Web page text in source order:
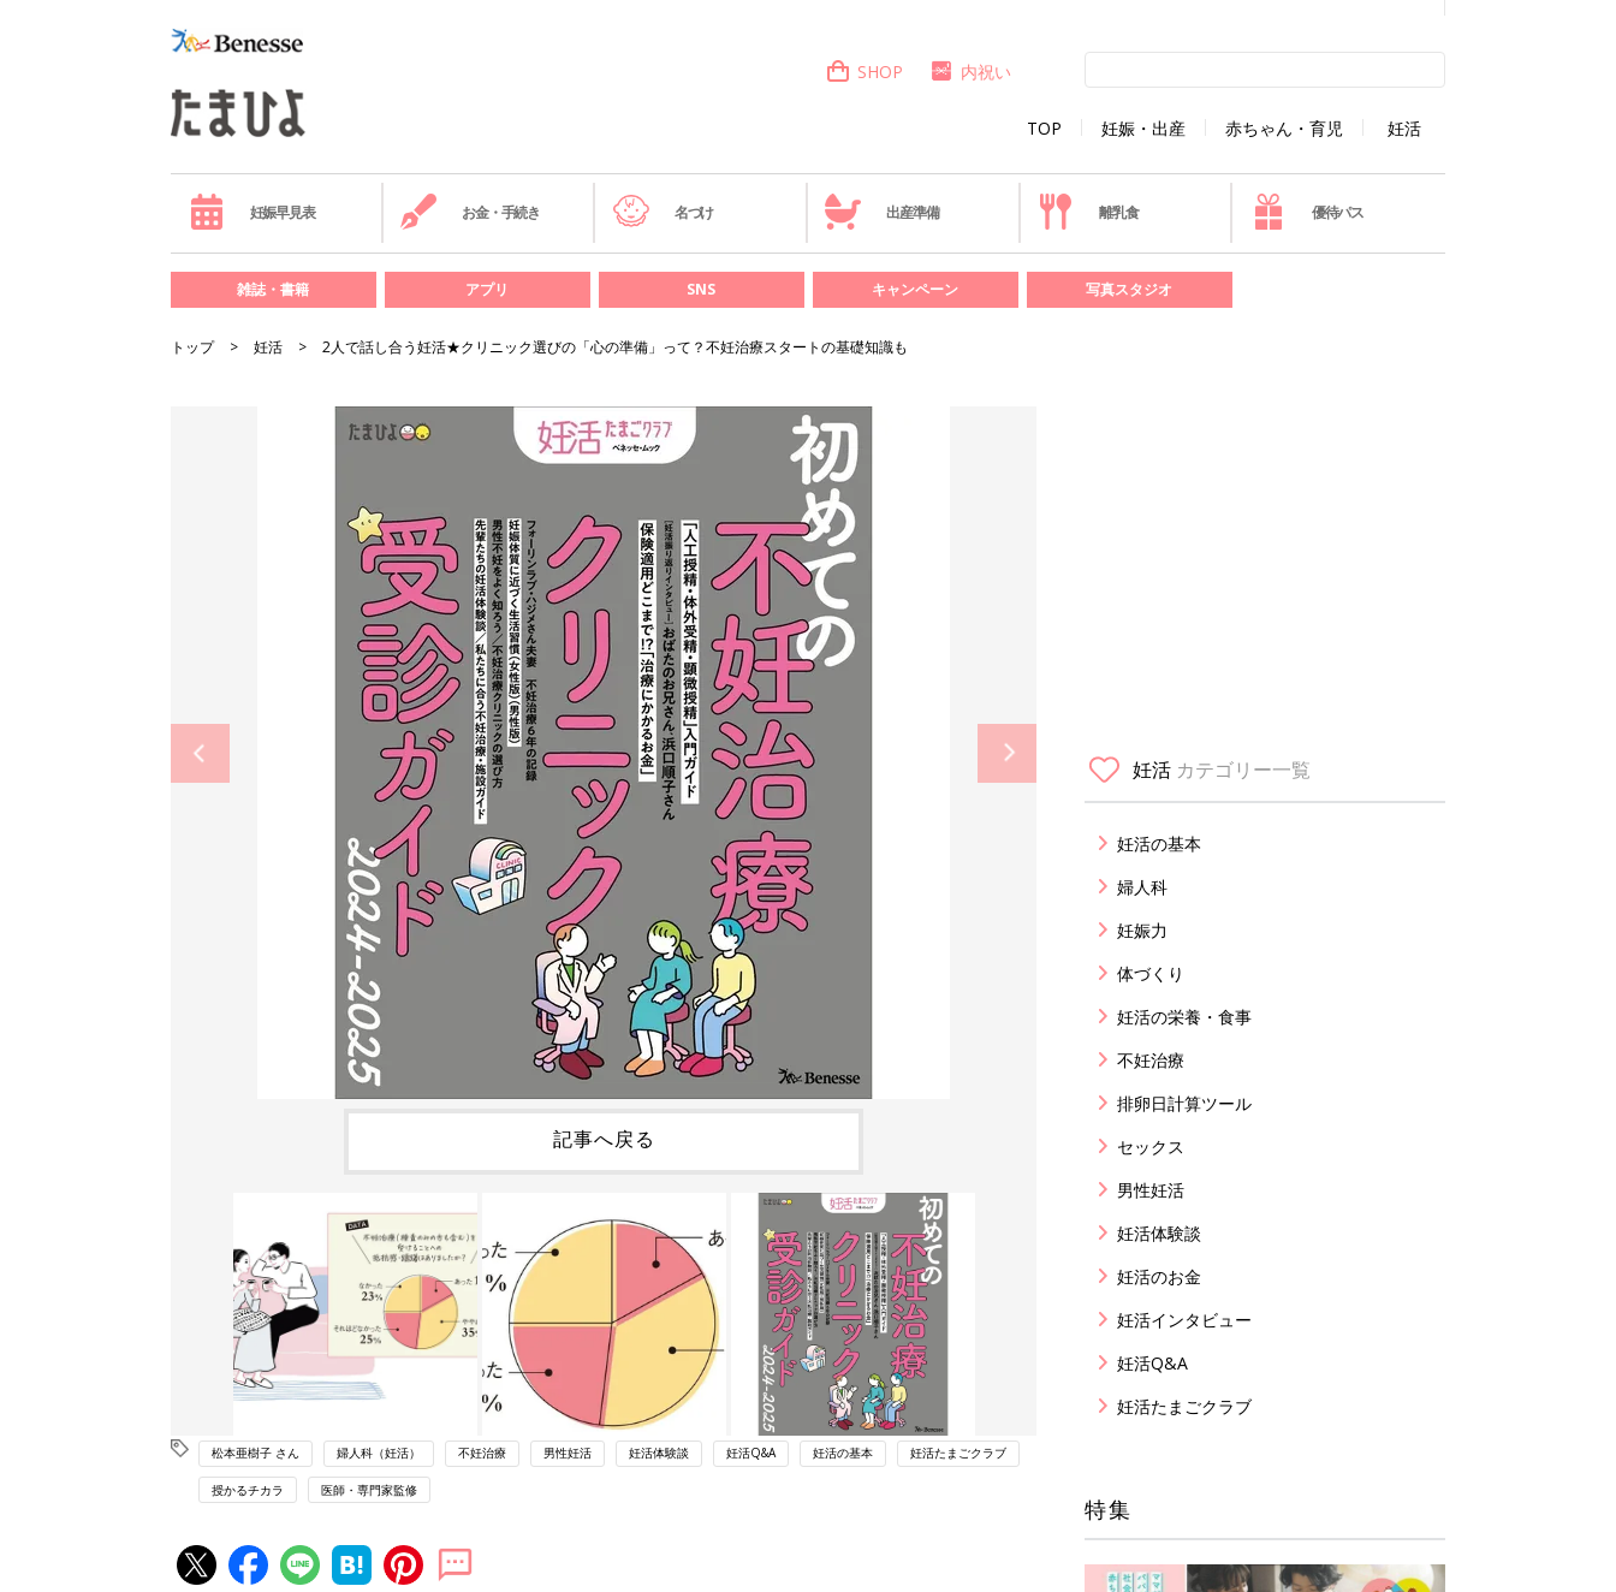
TOP 妊娠・出産 赤ちゃん・育児 妊活
SHOP 内祝い
妊娠早見表 お金・手続き 名づけ 出産準備 離乳食 優待パス
雑誌・書籍 アプリ SNS キャンペーン 写真スタジオ
トップ 妊活 2人で話し合う妊活★クリニック選びの「心の準備」って？不妊治療スタートの基礎知識も
記事へ戻る
松本亜樹子 さん 婦人科（妊活） 不妊治療 男性妊活 妊活体験談 妊活Q&A 妊活の基本 妊活たまごクラブ
授かるチカラ 医師・専門家監修
妊活 カテゴリー一覧
妊活の基本
婦人科
妊娠力
体づくり
妊活の栄養・食事
不妊治療
排卵日計算ツール
セックス
男性妊活
妊活体験談
妊活のお金
妊活インタビュー
妊活Q&A
妊活たまごクラブ
特集